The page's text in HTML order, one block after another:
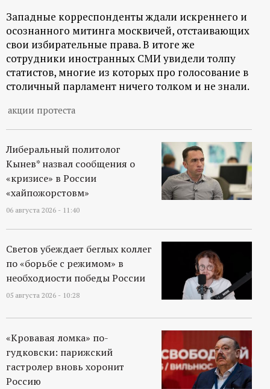
Западные корреспонденты ждали искреннего и
осознанного митинга москвичей, отстаивающих
свои избирательные права. В итоге же
сотрудники иностранных СМИ увидели толпу
статистов, многие из которых про голосование в
столичный парламент ничего толком и не знали.
акции протеста
Либеральный политолог
Кынев* назвал сообщения о
«кризисе» в России
«хайпожорстовм»
06 августа 2026 - 11:40
Светов убеждает беглых коллег
по «борьбе с режимом» в
необходиости победы России
05 августа 2026 - 10:28
«Кровавая ломка» по-
гудковски: парижский
гастролер вновь хоронит
Россию